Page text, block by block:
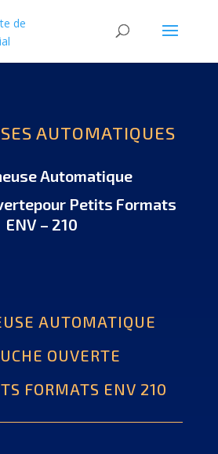
AUTOMATIQUES
Automatique
Petits Formats
ENV – 210
AUTOMATIQUE
OUVERTE
FORMATS ENV 210